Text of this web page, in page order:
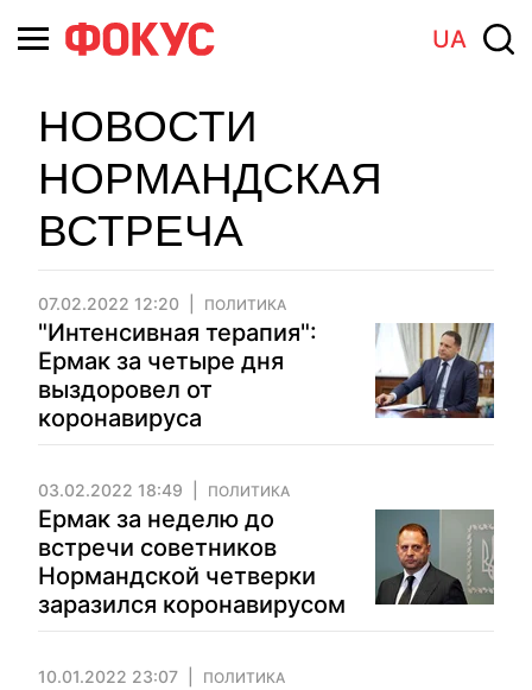
UA
НОВОСТИ
НОРМАНДСКАЯ
ВСТРЕЧА
07.02.2022 12:20 ПОЛИТИКА
"Интенсивная терапия":
Ермак за четыре дня
выздоровел от
коронавируса
03.02.2022 18:49 ПОЛИТИКА
Ермак за неделю до
встречи советников
Нормандской четверки
заразился коронавирусом
10.01.2022 23:07 ПОЛИТИКА